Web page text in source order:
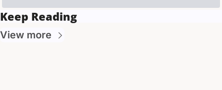
Keep Reading
View more